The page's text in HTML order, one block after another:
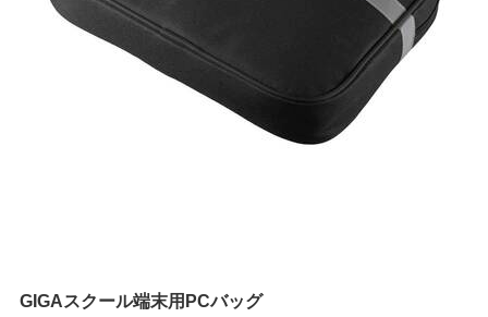
GIGAスクール端末用PCバッグ